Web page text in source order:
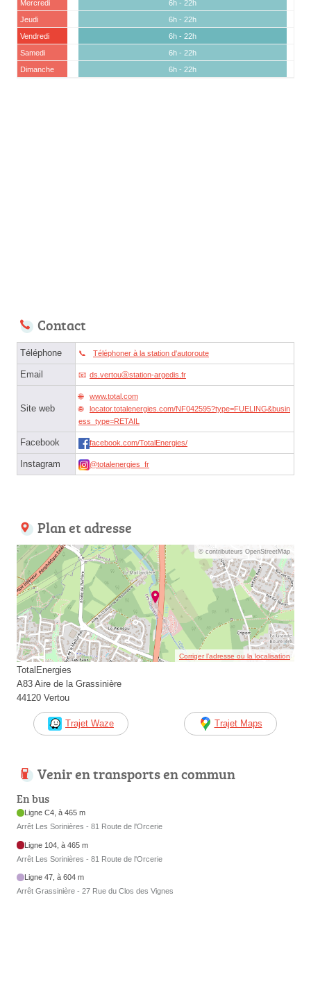
Mercredi
6h - 22h
Jeudi
6h - 22h
Vendredi
6h - 22h
Samedi
6h - 22h
Dimanche
6h - 22h
Contact
Téléphone Téléphoner à la station d'autoroute
Email ds.vertouⓐstation-argedis.fr
Site web
www.total.com
locator.totalenergies.com/NF042595?type=FUELING&busin
ess_type=RETAIL
Facebook facebook.com/TotalEnergies/
Instagram @totalenergies_fr
Plan et adresse
© contributeurs OpenStreetMap
Corriger l’adresse ou la localisation
TotalEnergies
A83 Aire de la Grassinière
44120 Vertou
Trajet Waze Trajet Maps
Venir en transports en commun
En bus
Ligne C4, à 465 m
Arrêt Les Sorinières - 81 Route de l'Orcerie
Ligne 104, à 465 m
Arrêt Les Sorinières - 81 Route de l'Orcerie
Ligne 47, à 604 m
Arrêt Grassinière - 27 Rue du Clos des Vignes